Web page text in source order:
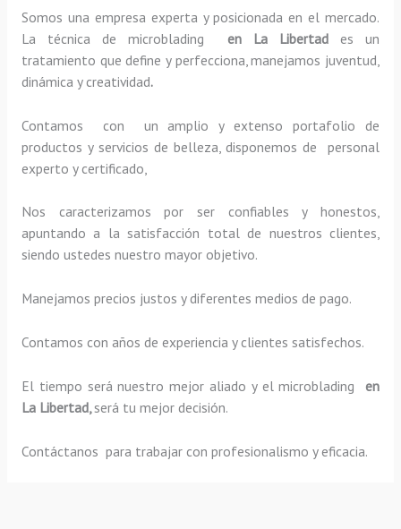
Somos una empresa experta y posicionada en el mercado.
La técnica de microblading en La Libertad es un
tratamiento que define y perfecciona, manejamos juventud,
dinámica y creatividad.
Contamos con un amplio y extenso portafolio de
productos y servicios de belleza, disponemos de personal
experto y certificado,
Nos caracterizamos por ser confiables y honestos,
apuntando a la satisfacción total de nuestros clientes,
siendo ustedes nuestro mayor objetivo.
Manejamos precios justos y diferentes medios de pago.
Contamos con años de experiencia y clientes satisfechos.
El tiempo será nuestro mejor aliado y elmicroblading en
La Libertad, será tu mejor decisión.
Contáctanos para trabajar con profesionalismo y eficacia.